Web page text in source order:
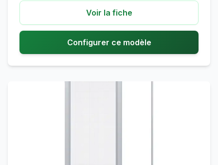
Voir la fiche
Configurer ce modèle